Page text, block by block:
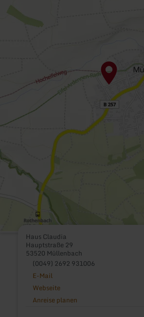
Haus Claudia
Hauptstraße 29
53520 Müllenbach
(0049) 2692 931006
E-Mail
Webseite
Anreise planen